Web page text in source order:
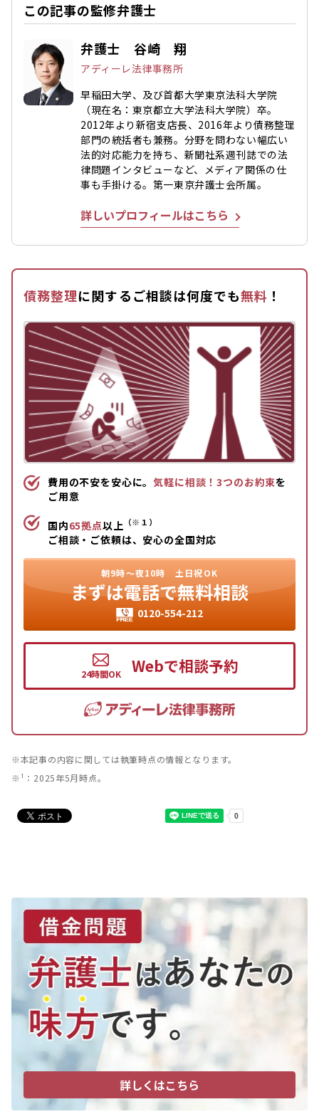
この記事の監修弁護士
弁護士 谷崎 翔
アディーレ法律事務所
早稲田大学、及び首都大学東京法科大学院
（現在名：東京都立大学法科大学院）卒。
2012年より新宿支店長、2016年より債務整理
部門の統括者も兼務。分野を問わない幅広い
法的対応能力を持ち、新聞社系週刊誌での法
律問題インタビューなど、メディア関係の仕
事も手掛ける。第一東京弁護士会所属。
詳しいプロフィールはこちら
債務整理に関するご相談は何度でも無料 ！
費用の不安を安心に。気軽に相談！3つのお約束を
ご用意
国内65拠点以上 （※１）
ご相談・ご依頼は、安心の全国対応
朝9時〜夜10時 土日祝OK
まずは電話で無料相談
0120-554-212
Webで相談予約
※本記事の内容に関しては執筆時点の情報となります。
※¹：2025年5月時点。
詳しくはこちら